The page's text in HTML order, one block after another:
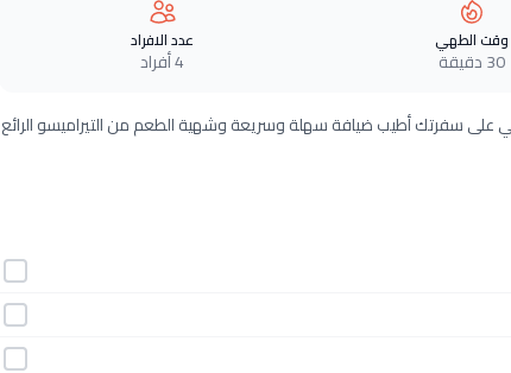
وقت الطهي
30 دقيقة
عدد الافراد
4 أفراد
على سفرتك أطيب ضيافة سهلة وسريعة وشهية الطعم من التيراميسو الرائع